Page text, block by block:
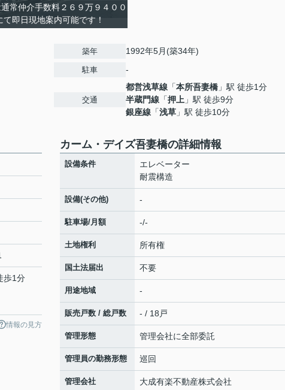
常仲介手数料２６９万９４００
即日現地案内可能です！
築年 1992年5月(築34年)
駐車 -
交通
都営浅草線 「本所吾妻橋 」駅 徒歩1分
半蔵門線 「押上 」駅 徒歩9分
銀座線 「浅草 」駅 徒歩10分
歩1分
情報の見方
カーム・デイズ吾妻橋の詳細情報
設備条件
エレベーター
耐震構造
設備(その他) -
駐車場/月額 -/-
土地権利 所有権
国土法届出 不要
用途地域 -
販売戸数 / 総戸数 - / 18戸
管理形態 管理会社に全部委託
管理員の勤務形態 巡回
管理会社 大成有楽不動産株式会社